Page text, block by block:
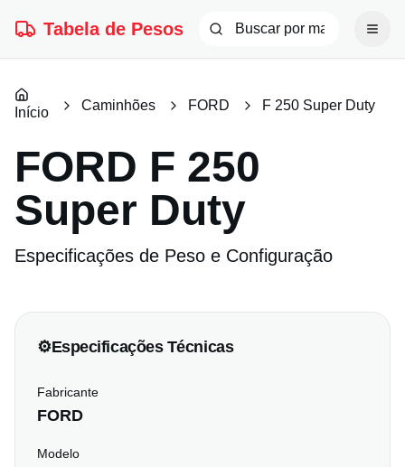
Tabela de Pesos
Início Caminhões FORD F 250 Super Duty
FORD F 250
Super Duty
Especificações de Peso e Configuração
⚙️Especificações Técnicas
Fabricante
FORD
Modelo